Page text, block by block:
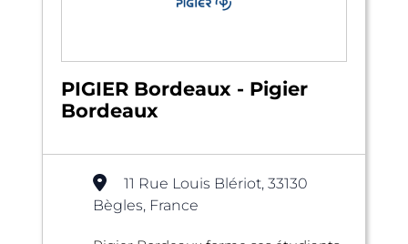
PIGIER Bordeaux - Pigier
Bordeaux
11 Rue Louis Blériot, 33130
Bègles, France